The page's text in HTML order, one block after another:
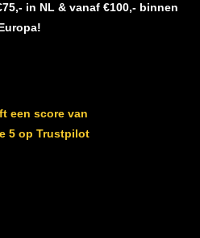
in NL & vanaf €100,- binnen
een score van
5 op Trustpilot